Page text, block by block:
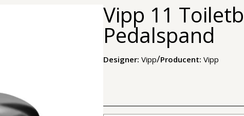
Vipp 11
Pedalspand
Designer:Vipp/Producent:Vipp